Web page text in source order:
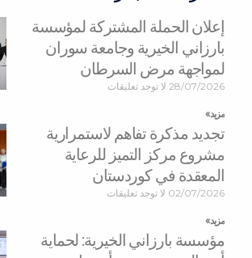
إعلان الحملة المشتركة لمؤسسة
بارزاني الخيرية وجامعة سوران
لمواجهة مرض السرطان
28/07/2026 لا توجد تعليقات
مزید »
تجديد مذكرة تفاهم لاستمرارية
مشروع مركز التميز للرعاية
المعقدة في كوردستان
02/07/2026 لا توجد تعليقات
مزید »
مؤسسة بارزاني الخيرية: لحماية